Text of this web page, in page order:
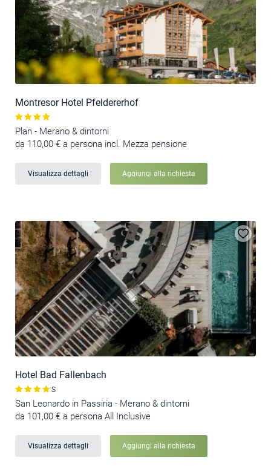
Montresor Hotel Pfeldererhof
Plan - Merano & dintorni
da 110,00 € a persona incl. Mezza pensione
Visualizza dettagli Aggiungi alla richiesta
Hotel Bad Fallenbach
S
San Leonardo in Passiria - Merano & dintorni
da 101,00 € a persona All Inclusive
Visualizza dettagli Aggiungi alla richiesta